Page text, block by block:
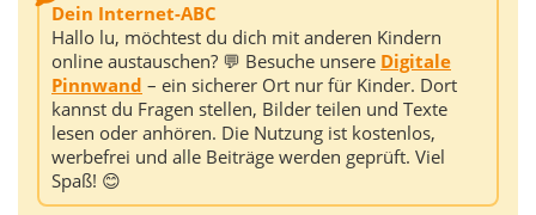
Dein Internet-ABC
Hallo lu, möchtest du dich mit anderen Kindern
online austauschen? 💬 Besuche unsere Digitale
Pinnwand – ein sicherer Ort nur für Kinder. Dort
kannst du Fragen stellen, Bilder teilen und Texte
lesen oder anhören. Die Nutzung ist kostenlos,
werbefrei und alle Beiträge werden geprüft. Viel
Spaß! 😊